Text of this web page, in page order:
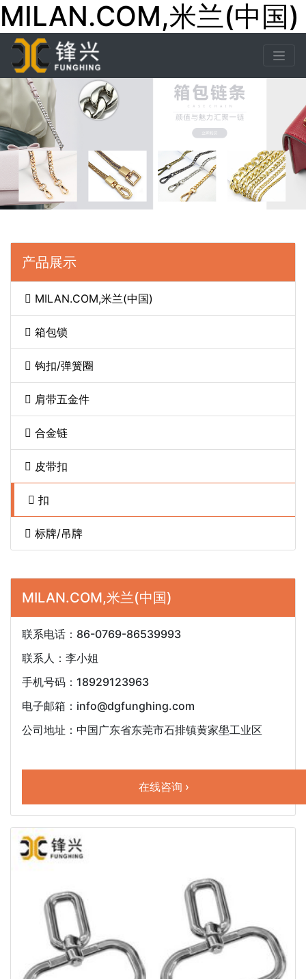
MILAN.COM,米兰(中国)
产品展示
MILAN.COM,米兰(中国)
箱包锁
钩扣/弹簧圈
肩带五金件
合金链
皮带扣
扣
标牌/吊牌
MILAN.COM,米兰(中国)
联系电话：86-0769-86539993
联系人：李小姐
手机号码：18929123963
电子邮箱：info@dgfunghing.com
公司地址：中国广东省东莞市石排镇黄家壆工业区
在线咨询 ›